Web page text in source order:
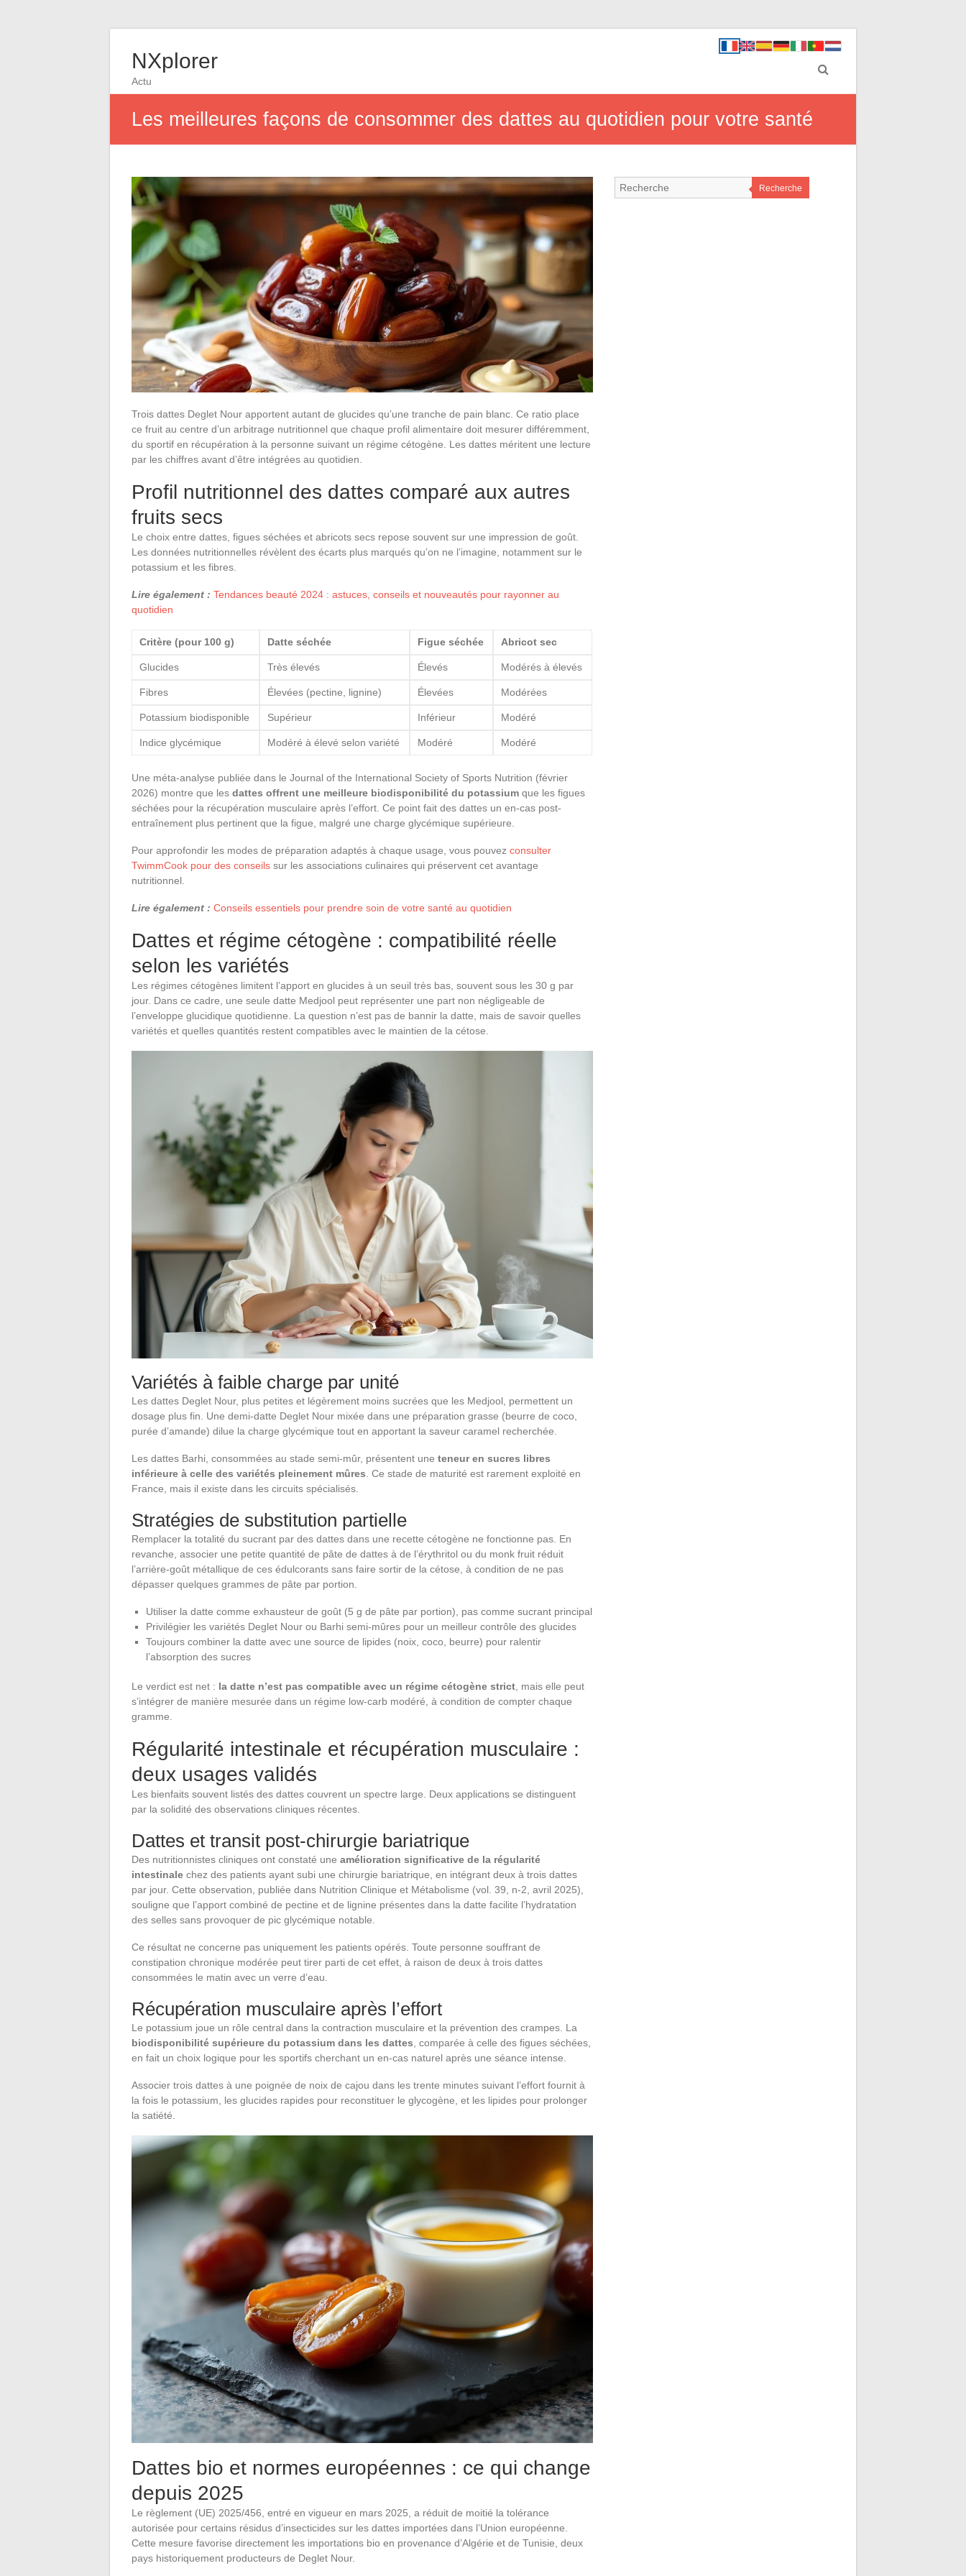
NXplorer
Actu
Les meilleures façons de consommer des dattes au quotidien pour votre santé
Trois dattes Deglet Nour apportent autant de glucides qu’une tranche de pain blanc. Ce ratio place
ce fruit au centre d’un arbitrage nutritionnel que chaque profil alimentaire doit mesurer différemment,
du sportif en récupération à la personne suivant un régime cétogène. Les dattes méritent une lecture
par les chiffres avant d’être intégrées au quotidien.
Profil nutritionnel des dattes comparé aux autres
fruits secs
Le choix entre dattes, figues séchées et abricots secs repose souvent sur une impression de goût.
Les données nutritionnelles révèlent des écarts plus marqués qu’on ne l’imagine, notamment sur le
potassium et les fibres.
Lire également : Tendances beauté 2024 : astuces, conseils et nouveautés pour rayonner au
quotidien
Critère (pour 100 g) Datte séchée Figue séchée Abricot sec
Glucides Très élevés Élevés Modérés à élevés
Fibres Élevées (pectine, lignine) Élevées Modérées
Potassium biodisponible Supérieur Inférieur Modéré
Indice glycémique Modéré à élevé selon variété Modéré Modéré
Une méta-analyse publiée dans le Journal of the International Society of Sports Nutrition (février
2026) montre que les dattes offrent une meilleure biodisponibilité du potassium que les figues
séchées pour la récupération musculaire après l’effort. Ce point fait des dattes un en-cas post-
entraînement plus pertinent que la figue, malgré une charge glycémique supérieure.
Pour approfondir les modes de préparation adaptés à chaque usage, vous pouvez consulter
TwimmCook pour des conseils sur les associations culinaires qui préservent cet avantage
nutritionnel.
Lire également : Conseils essentiels pour prendre soin de votre santé au quotidien
Dattes et régime cétogène : compatibilité réelle
selon les variétés
Les régimes cétogènes limitent l’apport en glucides à un seuil très bas, souvent sous les 30 g par
jour. Dans ce cadre, une seule datte Medjool peut représenter une part non négligeable de
l’enveloppe glucidique quotidienne. La question n’est pas de bannir la datte, mais de savoir quelles
variétés et quelles quantités restent compatibles avec le maintien de la cétose.
Variétés à faible charge par unité
Les dattes Deglet Nour, plus petites et légèrement moins sucrées que les Medjool, permettent un
dosage plus fin. Une demi-datte Deglet Nour mixée dans une préparation grasse (beurre de coco,
purée d’amande) dilue la charge glycémique tout en apportant la saveur caramel recherchée.
Les dattes Barhi, consommées au stade semi-mûr, présentent une teneur en sucres libres
inférieure à celle des variétés pleinement mûres . Ce stade de maturité est rarement exploité en
France, mais il existe dans les circuits spécialisés.
Stratégies de substitution partielle
Remplacer la totalité du sucrant par des dattes dans une recette cétogène ne fonctionne pas. En
revanche, associer une petite quantité de pâte de dattes à de l’érythritol ou du monk fruit réduit
l’arrière-goût métallique de ces édulcorants sans faire sortir de la cétose, à condition de ne pas
dépasser quelques grammes de pâte par portion.
Utiliser la datte comme exhausteur de goût (5 g de pâte par portion), pas comme sucrant principal
Privilégier les variétés Deglet Nour ou Barhi semi-mûres pour un meilleur contrôle des glucides
Toujours combiner la datte avec une source de lipides (noix, coco, beurre) pour ralentir
l’absorption des sucres
Le verdict est net : la datte n’est pas compatible avec un régime cétogène strict , mais elle peut
s’intégrer de manière mesurée dans un régime low-carb modéré, à condition de compter chaque
gramme.
Régularité intestinale et récupération musculaire :
deux usages validés
Les bienfaits souvent listés des dattes couvrent un spectre large. Deux applications se distinguent
par la solidité des observations cliniques récentes.
Dattes et transit post-chirurgie bariatrique
Des nutritionnistes cliniques ont constaté une amélioration significative de la régularité
intestinale chez des patients ayant subi une chirurgie bariatrique, en intégrant deux à trois dattes
par jour. Cette observation, publiée dans Nutrition Clinique et Métabolisme (vol. 39, n-2, avril 2025),
souligne que l’apport combiné de pectine et de lignine présentes dans la datte facilite l’hydratation
des selles sans provoquer de pic glycémique notable.
Ce résultat ne concerne pas uniquement les patients opérés. Toute personne souffrant de
constipation chronique modérée peut tirer parti de cet effet, à raison de deux à trois dattes
consommées le matin avec un verre d’eau.
Récupération musculaire après l’effort
Le potassium joue un rôle central dans la contraction musculaire et la prévention des crampes. La
biodisponibilité supérieure du potassium dans les dattes , comparée à celle des figues séchées,
en fait un choix logique pour les sportifs cherchant un en-cas naturel après une séance intense.
Associer trois dattes à une poignée de noix de cajou dans les trente minutes suivant l’effort fournit à
la fois le potassium, les glucides rapides pour reconstituer le glycogène, et les lipides pour prolonger
la satiété.
Dattes bio et normes européennes : ce qui change
depuis 2025
Le règlement (UE) 2025/456, entré en vigueur en mars 2025, a réduit de moitié la tolérance
autorisée pour certains résidus d’insecticides sur les dattes importées dans l’Union européenne.
Cette mesure favorise directement les importations bio en provenance d’Algérie et de Tunisie, deux
pays historiquement producteurs de Deglet Nour.
Recherche